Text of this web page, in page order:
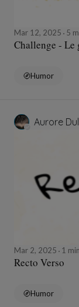
Mar 12, 2025 5
Challenge - Le
Humor
Aurore
Mar 2, 2025 1
Recto Verso
Humor